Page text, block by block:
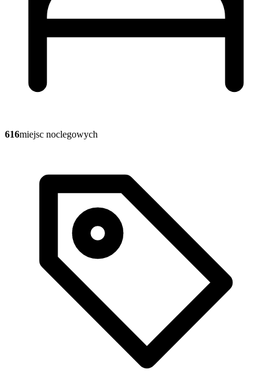
616miejsc noclegowych